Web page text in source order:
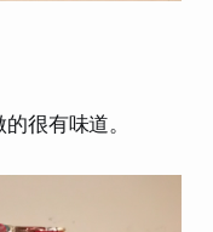
很有味道。